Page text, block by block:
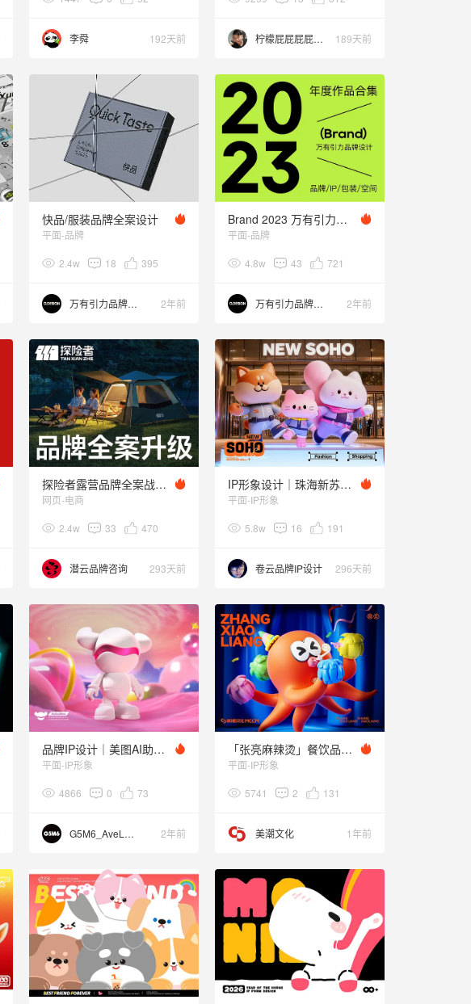
李舜 192天前 柠檬屁屁屁屁屁屁 189天前
快品/服装品牌全案设计
平面-品牌
2.4w 18 395
万有引力品牌设计 2年前
Brand 2023 万有引力作品选集 I 品牌设计&包装设计
平面-品牌
4.8w 43 721
万有引力品牌设计 2年前
探险者露营品牌全案战略升级【潜云品牌咨询】
网页-电商
2.4w 33 470
潜云品牌咨询 293天前
IP形象设计｜珠海新苏豪商场IP设计 猫狗宠物IP设计
平面-IP形象
5.8w 16 191
卷云品牌IP设计 296天前
品牌IP设计｜美图AI助手 RoboNeo
平面-IP形象
4866 0 73
G5M6_AveLeung 2年前
「张亮麻辣烫」餐饮品牌IP塑造|美潮案例
平面-IP形象
5741 2 131
美潮文化 1年前